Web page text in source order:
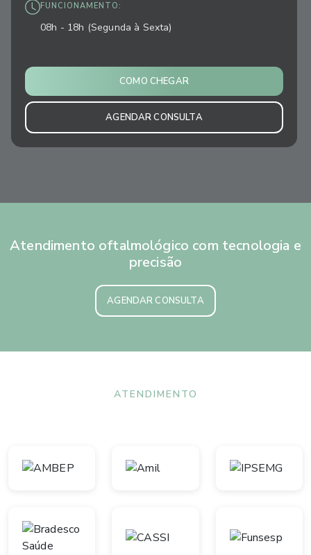
FUNCIONAMENTO:
08h - 18h (Segunda à Sexta)
COMO CHEGAR
AGENDAR CONSULTA
Atendimento oftalmológico com tecnologia e
precisão
AGENDAR CONSULTA
ATENDIMENTO